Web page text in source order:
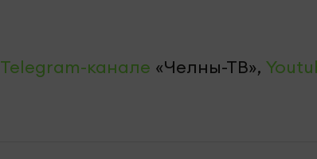
Telegram-канале «Челны-ТВ»,